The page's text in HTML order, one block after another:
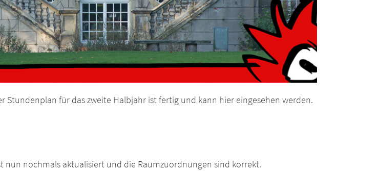
Stundenplan für das zweite Halbjahr ist fertig und kann hier eingesehen werden.
nun nochmals aktualisiert und die Raumzuordnungen sind korrekt.